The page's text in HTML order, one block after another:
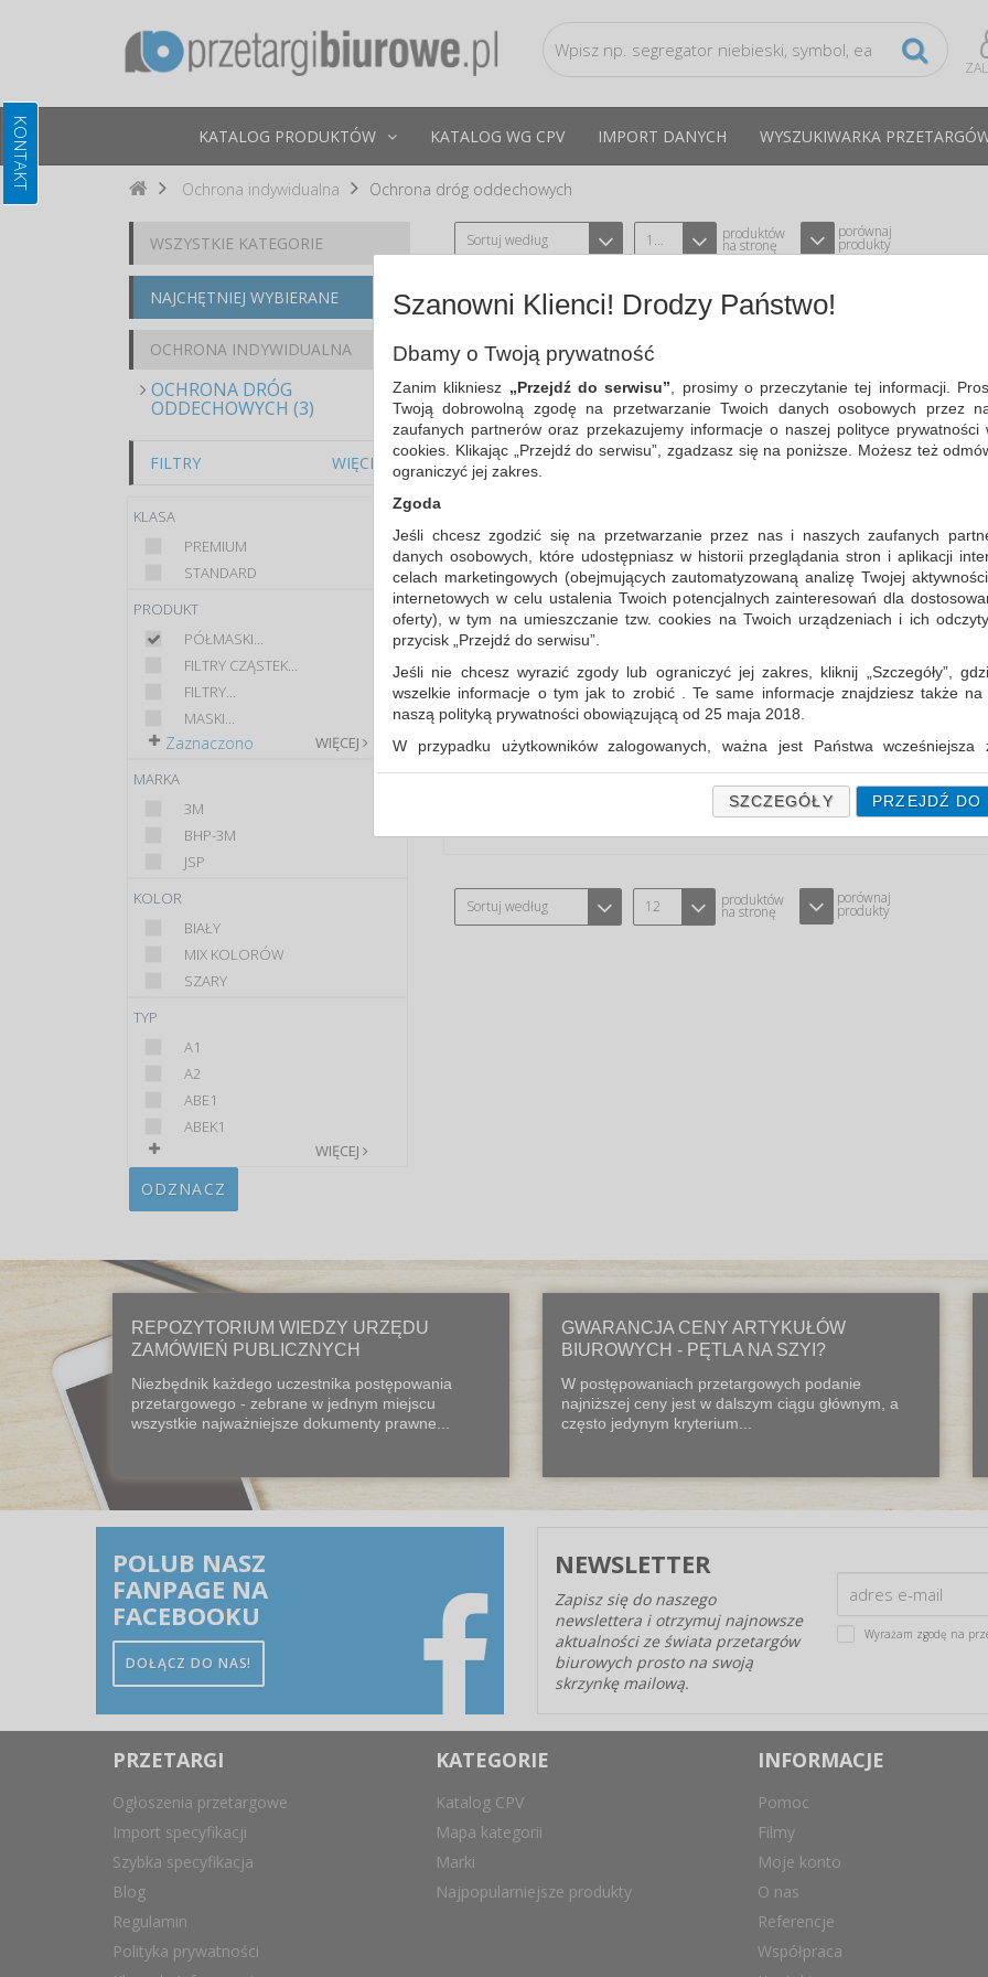
KATALOG PRODUKTÓW KATALOG WG CPV IMPORT DANYCH WYSZUKIWARKA
Ochrona indywidualna Ochrona dróg oddechowych
WSZYSTKIE KATEGORIE
NAJCHĘTNIEJ WYBIERANE
OCHRONA INDYWIDUALNA
OCHRONA DRÓG
ODDECHOWYCH (3)
FILTRY WIĘCEJ
KLASA
PREMIUM
STANDARD
PRODUKT
PÓŁMASKI...
FILTRY CZĄSTEK...
FILTRY...
MASKI...
WIĘCEJ
Zaznaczono
MARKA
3M
BHP-3M
JSP
KOLOR
BIAŁY
MIX KOLORÓW
SZARY
TYP
A1
A2
ABE1
ABEK1
WIĘCEJ
ODZNACZ
Sortuj według 12 produktów
na stronę
porównaj
produkty
PÓŁMASKA WIELOKROTNEGO
półmaska wielokrotnego użytku 3M z
Cena średnia 95,72 PLNbrutto, max: 117,40 PLN,
ROZMIAR ŚREDNI, 6200
TYPU BHP-3M 3M-BH-7000146847
półmaska wielokrotnego użytku 3M z
Cena średnia95,72 PLNbrutto, max: 117,40 PLN,
PÓŁMASKA WIELOKROTNEGO
ROZMIAR DUŻY, 6300
TYPU BHP-3M 3M-BH-7000146849
półmaska wielokrotnego użytku 3M z
Cena średnia95,72 PLNbrutto, max: 117,40 PLN,
Sortuj według 12 produktów
na stronę
porównaj
produkty
REPOZYTORIUM WIEDZY URZĘDU
ZAMÓWIEŃ PUBLICZNYCH
Niezbędnik każdego uczestnika postępowania
przetargowego - zebrane w jednym miejscu
wszystkie najważniejsze dokumenty prawne...
GWARANCJA CENY ARTYKUŁÓW
BIUROWYCH - PĘTLA NA SZYI?
W postępowaniach przetargowych podanie
najniższej ceny jest w dalszym ciągu głównym, a
często jedynym kryterium...
POLUB NASZ
FANPAGE NA
FACEBOOKU
DOŁĄCZ DO NAS!
NEWSLETTER
Zapisz się do naszego
newslettera i otrzymuj najnowsze
aktualności ze świata przetargów
biurowych prosto na swoją
skrzynkę mailową.
Wyrażam zgodę na
PRZETARGI
Ogłoszenia przetargowe
Import specyfikacji
Szybka specyfikacja
Blog
Regulamin
Polityka prywatności
KATEGORIE
Katalog CPV
Mapa kategorii
Marki
Najpopularniejsze produkty
INFORMACJE
Pomoc
Filmy
Moje konto
O nas
Referencje
Współpraca
Szanowni Klienci! Drodzy Państwo!
Dbamy o Twoją prywatność
Zanim klikniesz „Przejdź do serwisu” , prosimy o przeczytanie tej informacji.
Twoją dobrowolną zgodę na przetwarzanie Twoich danych osobowych przez
zaufanych partnerów oraz przekazujemy informacje o naszej polityce prywatności
cookies. Klikając „Przejdź do serwisu”, zgadzasz się na poniższe. Możesz też
ograniczyć jej zakres.
Zgoda
Jeśli chcesz zgodzić się na przetwarzanie przez nas i naszych zaufanych
danych osobowych, które udostępniasz w historii przeglądania stron i aplikacji
celach marketingowych (obejmujących zautomatyzowaną analizę Twojej
internetowych w celu ustalenia Twoich potencjalnych zainteresowań dla
oferty), w tym na umieszczanie tzw. cookies na Twoich urządzeniach i ich
przycisk „Przejdź do serwisu”.
Jeśli nie chcesz wyrazić zgody lub ograniczyć jej zakres, kliknij „Szczegóły”,
wszelkie informacje o tym jak to zrobić . Te same informacje znajdziesz także
naszą polityką prywatności obowiązującą od 25 maja 2018.
W przypadku użytkowników zalogowanych, ważna jest Państwa wcześniejsza
SZCZEGÓŁY PRZEJDŹ DO